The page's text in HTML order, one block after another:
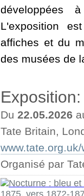
développées
L'exposition
affiches et du
des musées de
Du 22.05.2026
Tate Britain,
Organisé par